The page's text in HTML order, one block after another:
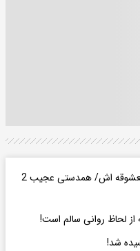
قتل پدر خانواده توسط زن خائن و معشوقه اش/ همدستی عجیب 2
لحاظ روانی سالم است!
شد!